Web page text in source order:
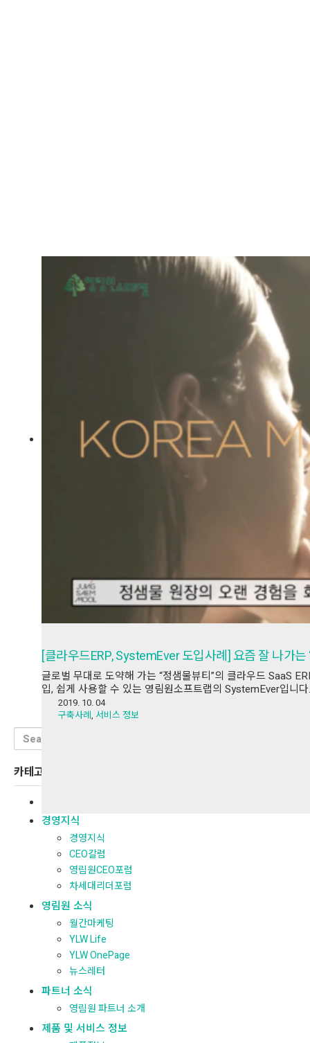
[클라우드ERP, SystemEver 도입사례] 요즘 잘 나가는
글로벌 무대로 도약해 가는 “정샘물뷰티”의 클라우드 SaaS
입, 쉽게 사용할 수 있는 영림원소프트랩의 SystemEver입니
2019. 10. 04
구축사례, 서비스 정보
Search
for:
카테고리
경영지식
경영지식
CEO칼럼
영림원CEO포럼
차세대리더포럼
영림원 소식
월간마케팅
YLW Life
YLW OnePage
뉴스레터
파트너 소식
영림원 파트너 소개
제품 및 서비스 정보